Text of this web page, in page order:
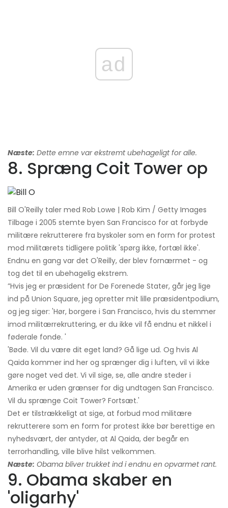
ad
Næste: Dette emne var ekstremt ubehageligt for alle.
8. Spræng Coit Tower op
Bill O'Reilly taler med Rob Lowe | Rob Kim / Getty Images
Tilbage i 2005 stemte byen San Francisco for at forbyde
militære rekrutterere fra byskoler som en form for protest
mod militærets tidligere politik 'spørg ikke, fortæl ikke'.
Endnu en gang var det O'Reilly, der blev fornærmet - og
tog det til en ubehagelig ekstrem.
”Hvis jeg er præsident for De Forenede Stater, går jeg lige
ind på Union Square, jeg opretter mit lille præsidentpodium,
og jeg siger: 'Hør, borgere i San Francisco, hvis du stemmer
imod militærrekruttering, er du ikke vil få endnu et nikkel i
føderale fonde. '
'Bøde. Vil du være dit eget land? Gå lige ud. Og hvis Al
Qaida kommer ind her og sprænger dig i luften, vil vi ikke
gøre noget ved det. Vi vil sige, se, alle andre steder i
Amerika er uden grænser for dig undtagen San Francisco.
Vil du sprænge Coit Tower? Fortsæt.'
Det er tilstrækkeligt at sige, at forbud mod militære
rekrutterere som en form for protest ikke bør berettige en
nyhedsvært, der antyder, at Al Qaida, der begår en
terrorhandling, ville blive hilst velkommen.
Næste: Obama bliver trukket ind i endnu en opvarmet rant.
9. Obama skaber en
'oligarhy'